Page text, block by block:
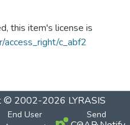
this item's license is
access_right/c_abf2
© 2002-2026 LYRASIS
End User
Send